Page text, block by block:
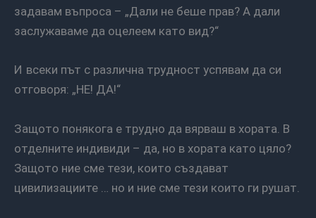
задавам въпроса – „Дали не беше прав? А дали
заслужаваме да оцелеем като вид?“
И всеки път с различна трудност успявам да си
отговоря: „НЕ! ДА!“
Защото понякога е трудно да вярваш в хората. В
отделните индивиди – да, но в хората като цяло?
Защото ние сме тези, които създават
цивилизациите … но и ние сме тези които ги рушат.